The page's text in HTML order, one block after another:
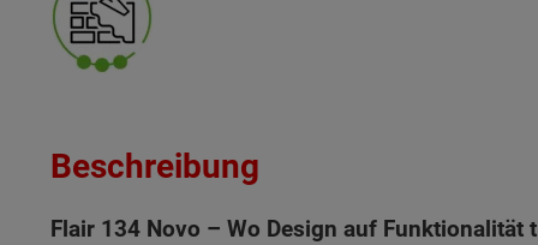
Beschreibung
Flair 134 Novo – Wo Design auf Funktionalität